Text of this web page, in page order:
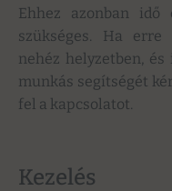
Ehhez azonban idő
szükséges. Ha erre
nehéz helyzetben,
munkás segítségét
fel a kapcsolatot.
Kezelés